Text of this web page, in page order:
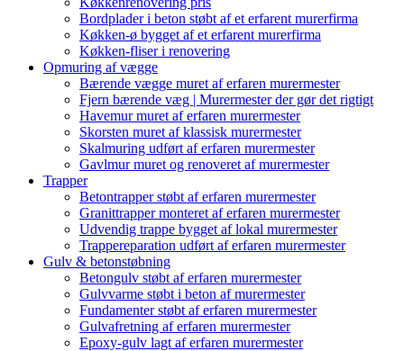
Bordplader i beton støbt af et erfarent murerfirma
Køkken-ø bygget af et erfarent murerfirma
Køkken-fliser i renovering
Opmuring af vægge
Bærende vægge muret af erfaren murermester
Fjern bærende væg | Murermester der gør det rigtigt
Havemur muret af erfaren murermester
Skorsten muret af klassisk murermester
Skalmuring udført af erfaren murermester
Gavlmur muret og renoveret af murermester
Trapper
Betontrapper støbt af erfaren murermester
Granittrapper monteret af erfaren murermester
Udvendig trappe bygget af lokal murermester
Trappereparation udført af erfaren murermester
Gulv & betonstøbning
Betongulv støbt af erfaren murermester
Gulvvarme støbt i beton af murermester
Fundamenter støbt af erfaren murermester
Gulvafretning af erfaren murermester
Epoxy-gulv lagt af erfaren murermester